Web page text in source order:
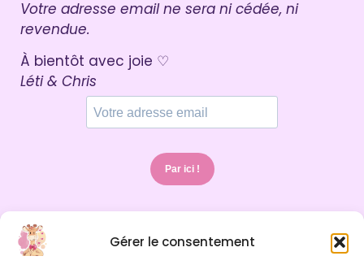
Gérer le consentement
Votre adresse email ne sera ni cédée, ni
revendue.
À bientôt avec joie ♡
Léti & Chris
Par ici !
INFOS LÉGALES
Mentions légales & Politique de confidentialité